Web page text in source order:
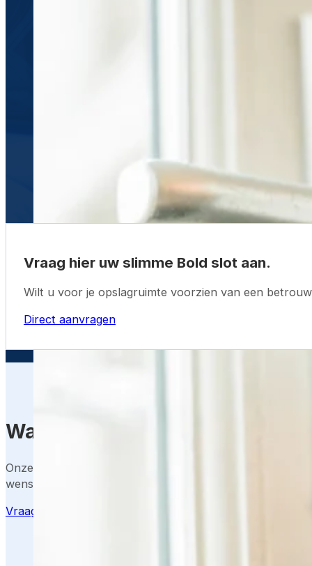
Vraag hier uw slimme Bold slot aan.
Wilt u voor je opslagruimte voorzien van een
Direct aanvragen
Wat zijn de kosten van een
Onze adviseurs maken graag een helder voorstel op
wensen en locatie.
Vraag offerte aan